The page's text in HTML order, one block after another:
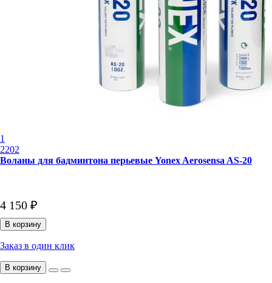
1
2202
Воланы для бадминтона перьевые Yonex Aerosensa AS-20
4 150 ₽
В корзину
Заказ в один клик
В корзину